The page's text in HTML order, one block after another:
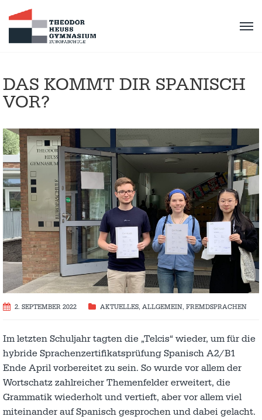
DAS KOMMT DIR SPANISCH
VOR?
2. SEPTEMBER 2022 AKTUELLES, ALLGEMEIN, FREMDSPRACHEN
Im letzten Schuljahr tagten die „Telcis“ wieder, um für die
hybride Sprachenzertifikatsprüfung Spanisch A2/B1
Ende April vorbereitet zu sein. So wurde vor allem der
Wortschatz zahlreicher Themenfelder erweitert, die
Grammatik wiederholt und vertieft, aber vor allem viel
miteinander auf Spanisch gesprochen und dabei gelacht.